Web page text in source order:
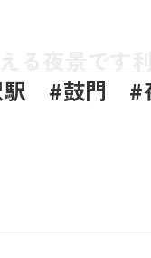
夜景です
駅 #鼓門